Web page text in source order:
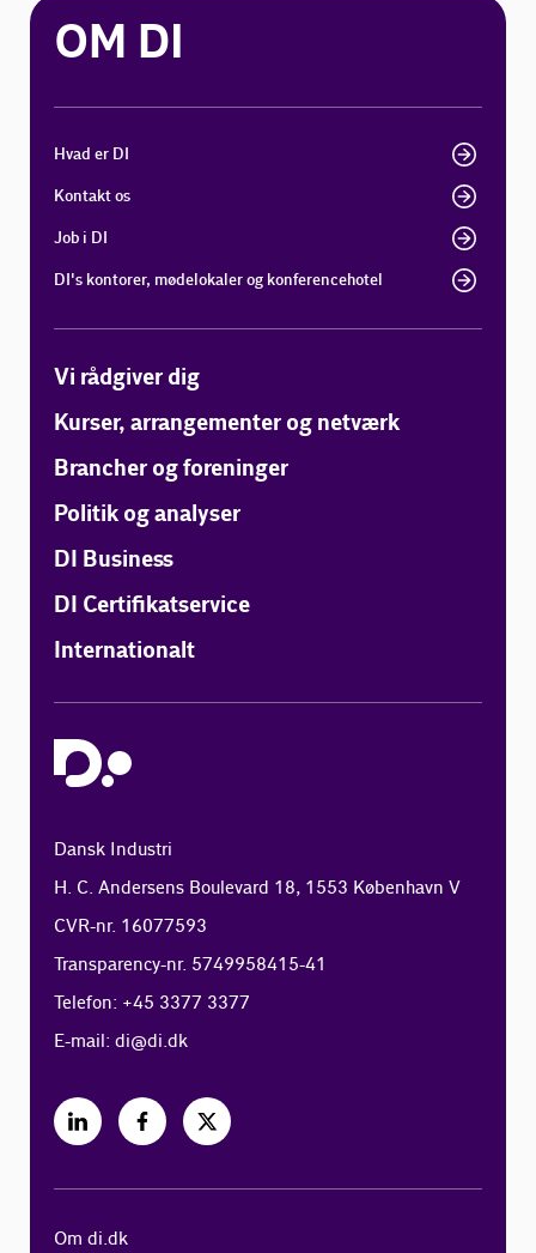
OM DI
Hvad er DI
Kontakt os
Job i DI
DI's kontorer, mødelokaler og konferencehotel
Vi rådgiver dig
Kurser, arrangementer og netværk
Brancher og foreninger
Politik og analyser
DI Business
DI Certifikatservice
Internationalt
Dansk Industri
H. C. Andersens Boulevard 18, 1553 København V
CVR-nr. 16077593
Transparency-nr. 5749958415-41
Telefon: +45 3377 3377
E-mail:di@di.dk
Om di.dk